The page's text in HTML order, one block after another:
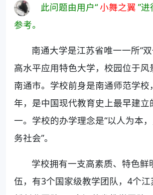
此问题由用户“小舞之翼 ”
参考。
南通大学是江苏省唯一一所“
高水平应用特色大学，校园位于风
南通市。学校前身是南通师范学校
年，是中国现代教育史上最早建立
一。学校的办学理念是“以人为本
务社会”。
学校拥有一支高素质、特色鲜
伍，有3个国家级教学团队，4个